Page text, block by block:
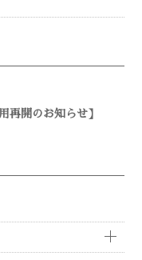
再開のお知らせ】